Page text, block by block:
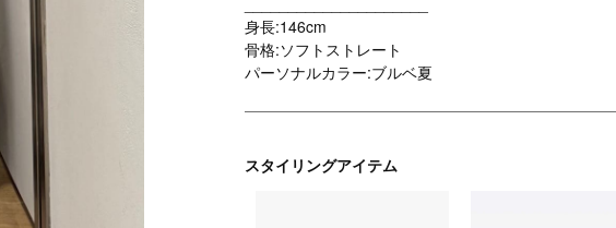
身長:146cm
骨格:ソフトストレート
パーソナルカラー:ブルベ夏
スタイリングアイテム